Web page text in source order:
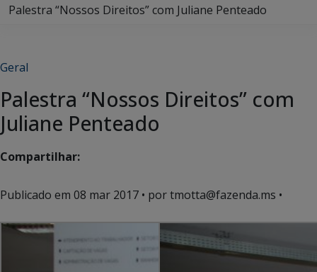
Palestra “Nossos Direitos” com Juliane Penteado
Geral
Palestra “Nossos Direitos” com
Juliane Penteado
Compartilhar:
Publicado em 08 mar 2017 • por tmotta@fazenda.ms •